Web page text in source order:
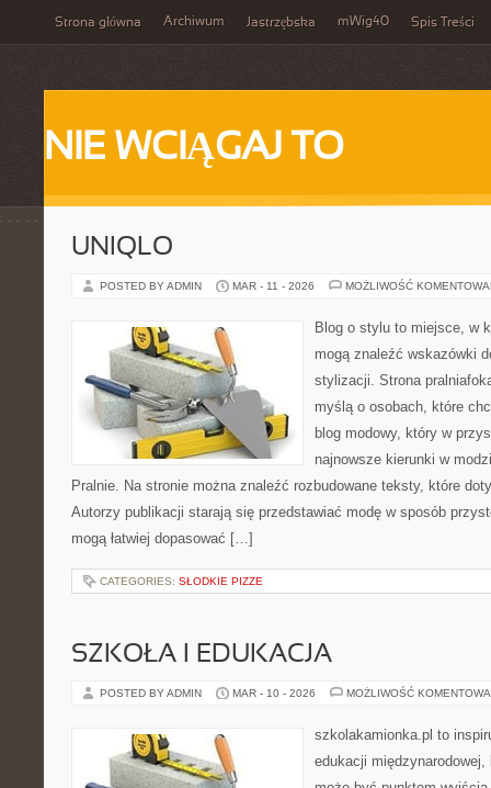
Strona główna Archiwum Jastrzębska mWig40 Spis Treści
NIE WCIĄGAJ TO
UNIQLO
POSTED BY ADMIN MAR - 11 - 2026 MOŻLIWOŚĆ
Blog o stylu to miejsce, w
mogą znaleźć wskazówki
stylizacji. Strona
myślą o osobach, które
blog modowy, który w
najnowsze kierunki w
Pralnie. Na stronie można znaleźć rozbudowane teksty, które
Autorzy publikacji starają się przedstawiać modę w sposób
mogą łatwiej dopasować […]
CATEGORIES: SŁODKIE PIZZE
SZKOŁA I EDUKACJA
POSTED BY ADMIN MAR - 10 - 2026 MOŻLIWOŚĆ
szkolakamionka.pl to
edukacji